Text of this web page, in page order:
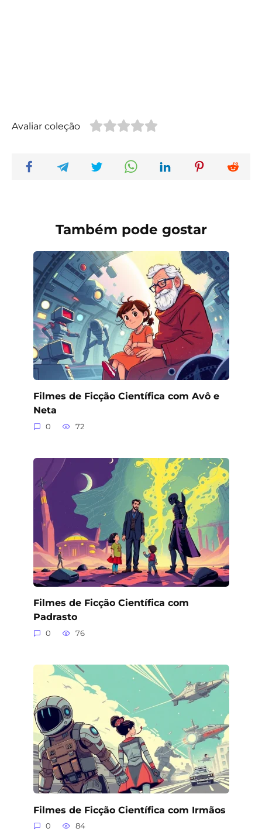
Avaliar coleção
Também pode gostar
Filmes de Ficção Científica com Avô e
Neta
0 72
Filmes de Ficção Científica com
Padrasto
0 76
Filmes de Ficção Científica com Irmãos
0 84